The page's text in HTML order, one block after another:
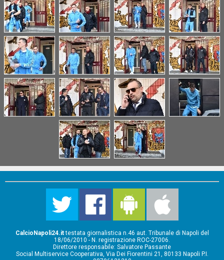
CalcioNapoli24.ittestata giornalistica n.46 aut. Tribunale di Napoli del
18/06/2010 - N. registrazione ROC-27006.
Direttore responsabile: Salvatore Passante
Social Multiservice Cooperativa, Via Dei Fiorentini 21, 80133 Napoli P.I.